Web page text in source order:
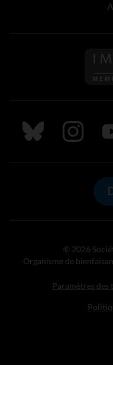
Suivez nous sur
Suivez
© 2026
Organisme de
Paramètres des